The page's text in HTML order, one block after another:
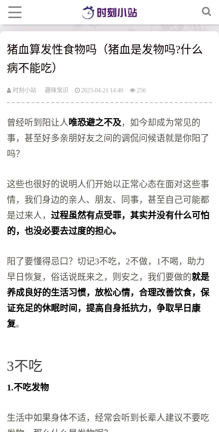
猪血算发性食物吗（猪血是发物吗?什么
病不能吃）
时刻小站 趣味常识 2023-04-21 14:40 256
曾经听到阳让人唯恐避之不及，如今却成为常见的
事，甚至好多亲朋好友之间的调侃问候语就是你阳了
吗？
这些也很好的说明人们开始以正常心态在面对这些事
情，我们身边的亲人、朋友、同事，甚至自己可能都
是过来人，过程虽然有点受罪，其实并没有什么可怕
的，也没必要去过度的担心。
阳了要懂得忌口？切记3不吃，2不做，1不喝，助力
早日恢复，俗话说既来之，则安之，我们要做的就是
养成良好的生活习惯，放松心情，合理改善饮食，保
证充足的休眠时间，提高自身抵抗力，争取早日康
复。
3不吃
1.不吃发物
生活中如果身体不适，经常会听到长辈人建议不要吃